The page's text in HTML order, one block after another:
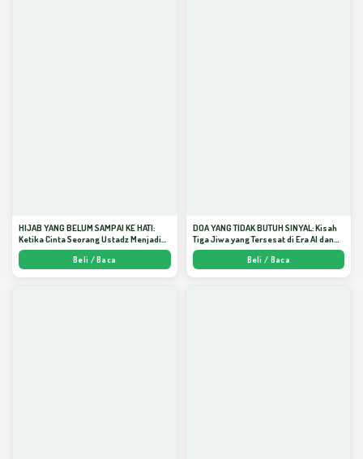
HIJAB YANG BELUM SAMPAI KE HATI:
Ketika Cinta Seorang Ustadz Menjadi
Cermin yang Paling Kejam - Arda
Beli / Baca
DOA YANG TIDAK BUTUH SINYAL: Kisah
Tiga Jiwa yang Tersesat di Era AI dan
Menemukan Jalan Pulang di Bulan
Ramadhan" - Arda Dinata
Beli / Baca